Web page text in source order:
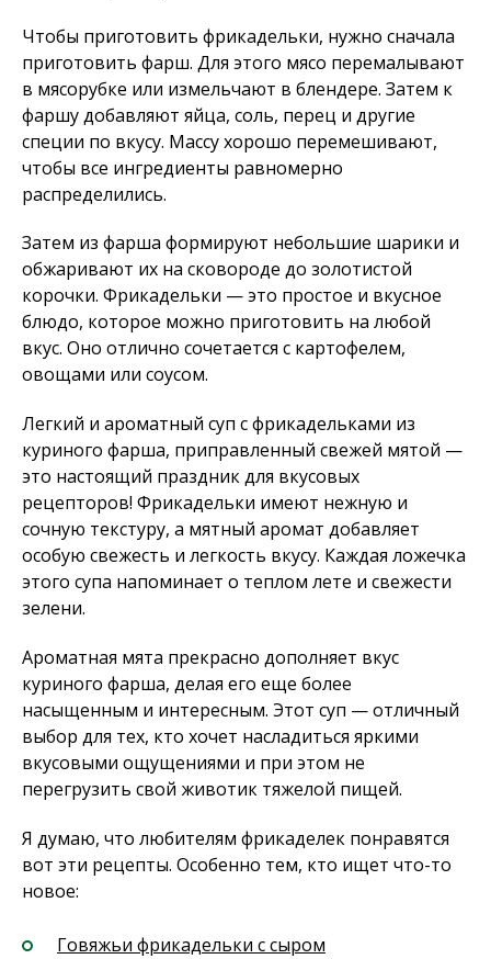
Чтобы приготовить фрикадельки, нужно сначала
приготовить фарш. Для этого мясо перемалывают
в мясорубке или измельчают в блендере. Затем к
фаршу добавляют яйца, соль, перец и другие
специи по вкусу. Массу хорошо перемешивают,
чтобы все ингредиенты равномерно
распределились.
Затем из фарша формируют небольшие шарики и
обжаривают их на сковороде до золотистой
корочки. Фрикадельки — это простое и вкусное
блюдо, которое можно приготовить на любой
вкус. Оно отлично сочетается с картофелем,
овощами или соусом.
Легкий и ароматный суп с фрикадельками из
куриного фарша, приправленный свежей мятой —
это настоящий праздник для вкусовых
рецепторов! Фрикадельки имеют нежную и
сочную текстуру, а мятный аромат добавляет
особую свежесть и легкость вкусу. Каждая ложечка
этого супа напоминает о теплом лете и свежести
зелени.
Ароматная мята прекрасно дополняет вкус
куриного фарша, делая его еще более
насыщенным и интересным. Этот суп — отличный
выбор для тех, кто хочет насладиться яркими
вкусовыми ощущениями и при этом не
перегрузить свой животик тяжелой пищей.
Я думаю, что любителям фрикаделек понравятся
вот эти рецепты. Особенно тем, кто ищет что-то
новое:
Говяжьи фрикадельки с сыром